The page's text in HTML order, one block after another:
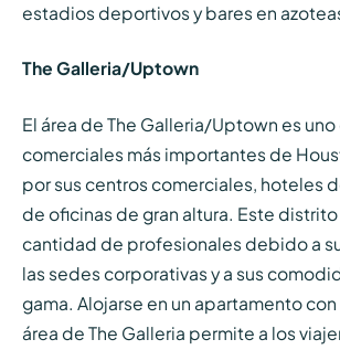
estadios deportivos y bares en
The Galleria/Uptown
El área de The Galleria/Uptown es
comerciales más importantes de
por sus centros comerciales, hoteles
de oficinas de gran altura. Este distrito
cantidad de profesionales debido a
las sedes corporativas y a sus
gama. Alojarse en un apartamento
área de The Galleria permite a los